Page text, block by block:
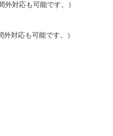
対応も可能です。）
対応も可能です。）